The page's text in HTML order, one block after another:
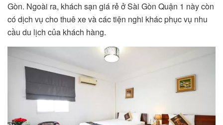
Gòn. Ngoài ra, khách sạn giá rẻ ở Sài Gòn Quận 1 này còn
có dịch vụ cho thuê xe và các tiện nghi khác phục vụ nhu
cầu du lịch của khách hàng.